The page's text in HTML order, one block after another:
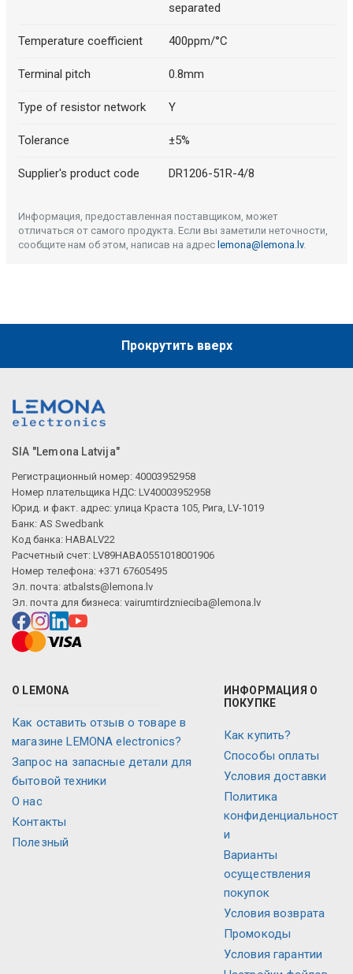
separated
Temperature coefficient 400ppm/°C
Terminal pitch 0.8mm
Type of resistor network Y
Tolerance ±5%
Supplier's product code DR1206-51R-4/8
Информация, предоставленная поставщиком, может
отличаться от самого продукта. Если вы заметили неточности,
сообщите нам об этом, написав на адрес lemona@lemona.lv.
Прокрутить вверх
SIA "Lemona Latvija"
Регистрационный номер: 40003952958
Номер плательщика НДС: LV40003952958
Юрид. и факт. адрес: улица Краста 105, Рига, LV-1019
Банк: AS Swedbank
Код банка: HABALV22
Расчетный счет: LV89HABA0551018001906
Номер телефона: +371 67605495
Эл. почта: atbalsts@lemona.lv
Эл. почта для бизнеса: vairumtirdznieciba@lemona.lv
О LEMONA
Как оставить отзыв о товаре в
магазине LEMONA electronics?
Запрос на запасные детали для
бытовой техники
О нас
Контакты
Полезный
ИНФОРМАЦИЯ О
ПОКУПКЕ
Как купить?
Способы оплаты
Условия доставки
Политика
конфиденциальност
и
Варианты
осуществления
покупок
Условия возврата
Промокоды
Условия гарантии